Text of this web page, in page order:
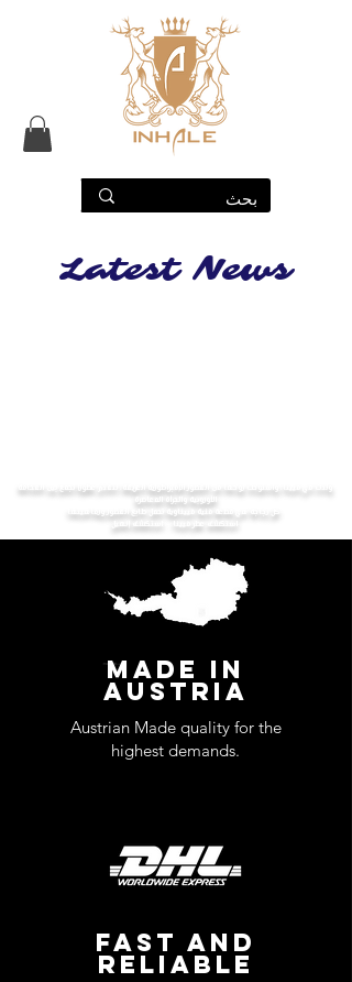
Latest News
MADE IN
AUSTRIA
Austrian Made quality for the
highest demands.
FAST AND
RELIABLE